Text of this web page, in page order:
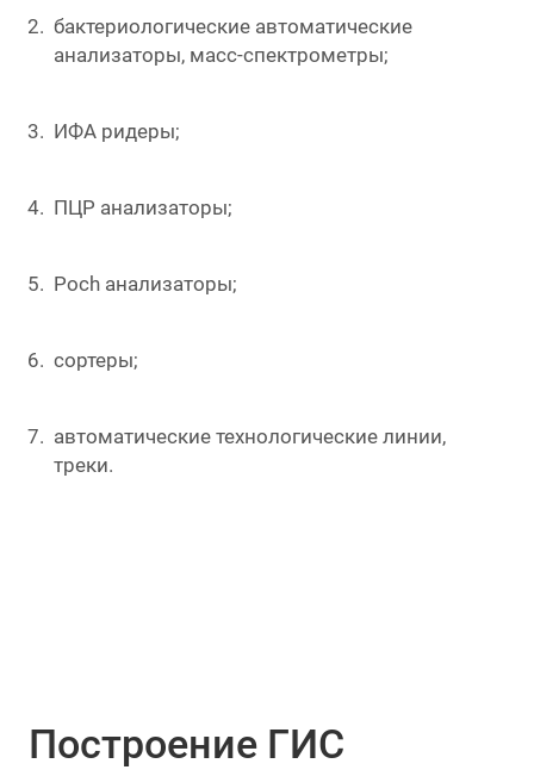
бактериологические автоматические
анализаторы, масс-спектрометры;
ИФА ридеры;
ПЦР анализаторы;
Poch анализаторы;
cортеры;
автоматические технологические линии,
треки.
Построение ГИС